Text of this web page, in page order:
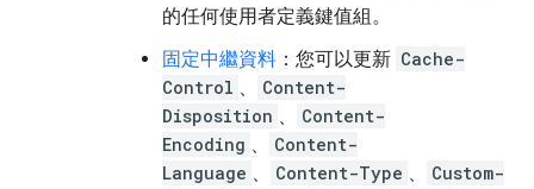
的任何使用者定義鍵值組。
固定中繼資料 ：您可以更新 Cache-
Control 、
Content-
Disposition 、
Content-
Encoding 、
Content-
Language 、 Content-Type 、
Custom-